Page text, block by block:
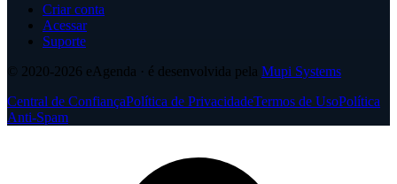
Criar conta
Acessar
Suporte
© 2020-2026 eAgenda · é desenvolvida pela Mupi Systems
Central de ConfiançaPolítica de PrivacidadeTermos de UsoPolítica
Anti-Spam